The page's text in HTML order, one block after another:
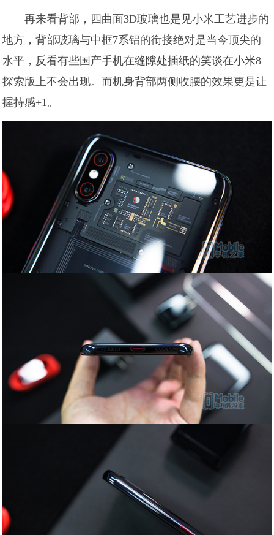
再来看背部，四曲面3D玻璃也是见小米工艺进步的
地方，背部玻璃与中框7系铝的衔接绝对是当今顶尖的
水平，反看有些国产手机在缝隙处插纸的笑谈在小米8
探索版上不会出现。而机身背部两侧收腰的效果更是让
握持感+1。